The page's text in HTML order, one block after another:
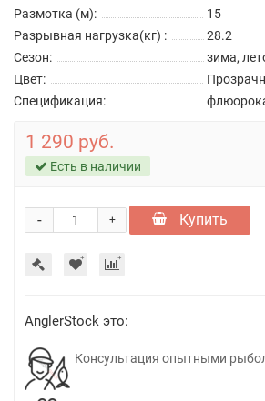
Размотка (м):
15
Разрывная нагрузка(кг) :
28.2
Сезон:
зима,
Цвет:
Спецификация:
1 290 руб.
Есть в наличии
+
- Купить
AnglerStock это:
Консультация опытными